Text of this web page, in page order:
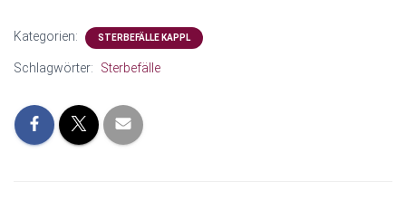
Kategorien: STERBEFÄLLE KAPPL
Schlagwörter: Sterbefälle